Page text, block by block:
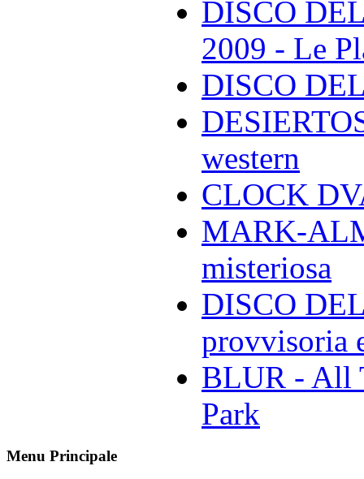
DISCO
2009 - Le
DISCO
western
CLOCK
MARK-
misteriosa
DISCO
provvisoria
BLUR - All
Park
Menu Principale